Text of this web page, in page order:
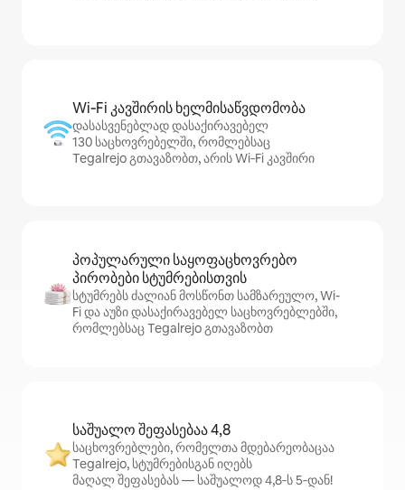
Wi‑Fi კავშირის ხელმისაწვდომობა
დასასვენებლად დასაქირავებელ
130 საცხოვრებელში, რომლებსაც
Tegalrejo გთავაზობთ, არის Wi‑Fi კავშირი
პოპულარული საყოფაცხოვრებო
პირობები სტუმრებისთვის
სტუმრებს ძალიან მოსწონთ სამზარეულო, Wi-
Fi და აუზი დასაქირავებელ საცხოვრებლებში,
რომლებსაც Tegalrejo გთავაზობთ
საშუალო შეფასებაა 4,8
საცხოვრებლები, რომელთა მდებარეობაცაა
Tegalrejo, სტუმრებისგან იღებს
მაღალ შეფასებას — საშუალოდ 4,8‑ს 5‑დან!